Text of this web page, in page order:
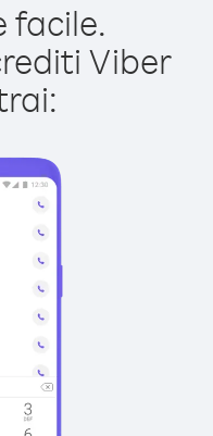
facile.
Viber